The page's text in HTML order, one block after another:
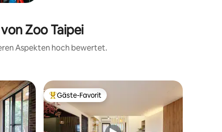
Zoo Taipei
Aspekten hoch bewertet.
Beliebter Gäste-Favorit.
Gäste-Favorit